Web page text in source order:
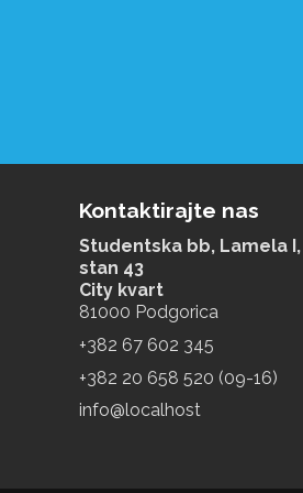
Kontaktirajte nas
Studentska bb, Lamela I,
stan 43
City kvart
81000 Podgorica
+‎382 67 602 345
+‎382 20 658 520 (09-16)
info@localhost